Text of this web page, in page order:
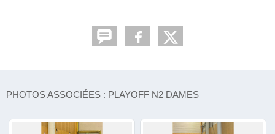
PHOTOS ASSOCIÉES : PLAYOFF N2 DAMES